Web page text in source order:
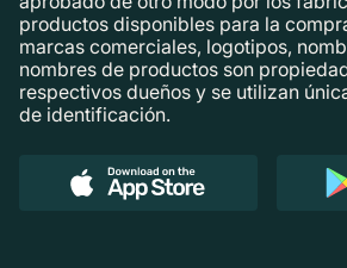
productos disponibles para la
marcas comerciales, logotipos,
nombres de productos son
respectivos dueños y se utilizan
de identificación.